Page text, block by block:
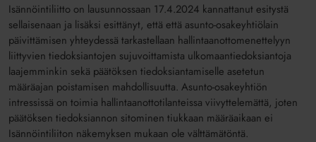
Isännöintiliitto on lausunnossaan 17.4.2024 kannattanut esitystä
sellaisenaan ja lisäksi esittänyt, että että asunto-osakeyhtiölain
päivittämisen yhteydessä tarkastellaan hallintaanottomenettelyyn
liittyvien tiedoksiantojen sujuvoittamista ulkomaantiedoksiantoja
laajemminkin sekä päätöksen tiedoksiantamiselle asetetun
määräajan poistamisen mahdollisuutta. Asunto-osakeyhtiön
intressissä on toimia hallintaanottotilanteissa viivyttelemättä, joten
päätöksen tiedoksiannon sitominen tiukkaan määräaikaan ei
Isännöintiliiton näkemyksen mukaan ole välttämätöntä.